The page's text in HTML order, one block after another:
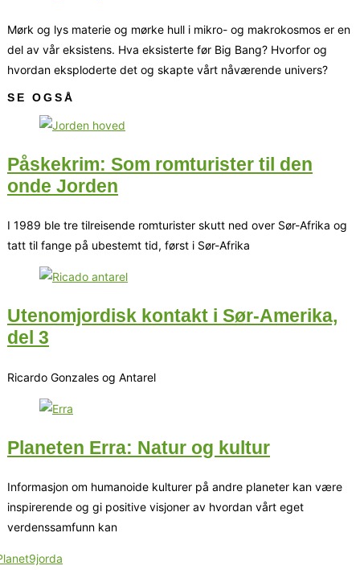
Mørk og lys materie og mørke hull i mikro- og makrokosmos er en
del av vår eksistens. Hva eksisterte før Big Bang? Hvorfor og
hvordan eksploderte det og skapte vårt nåværende univers?
SE OGSÅ
Påskekrim: Som romturister til den
onde Jorden
I 1989 ble tre tilreisende romturister skutt ned over Sør-Afrika og
tatt til fange på ubestemt tid, først i Sør-Afrika
Utenomjordisk kontakt i Sør-Amerika,
del 3
Ricardo Gonzales og Antarel
Planeten Erra: Natur og kultur
Informasjon om humanoide kulturer på andre planeter kan være
inspirerende og gi positive visjoner av hvordan vårt eget
verdenssamfunn kan